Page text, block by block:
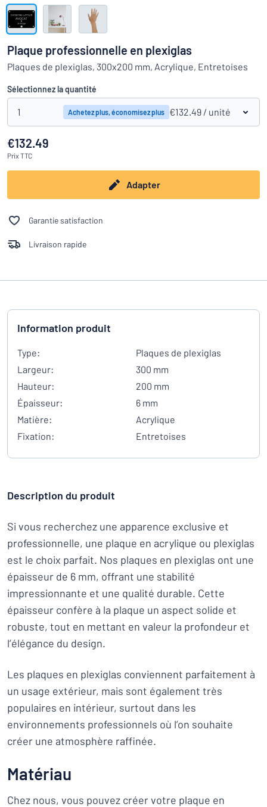
ne parvenez pas à trouver ce que vous cherchez ? À vous de
travail
Montrer toutes les catégories
Demande
devis
Se
connecter
Service
clients
Particulier
Entreprise
Plaque professionnelle en plexiglas​
Plaques de plexiglas, 300x200 mm, Acrylique, Entretoises
Sélectionnez la quantité
1 Achetez plus, économisez plus €132.49 / unité
€132.49
PrixTTC
Adapter
Garantie satisfaction
Livraison rapide
Information produit
Type:
Plaques de plexiglas
Largeur:
300 mm
Hauteur:
200 mm
Épaisseur:
6 mm
Matière:
Acrylique
Fixation:
Entretoises
Description du produit
Si vous recherchez une apparence exclusive et
professionnelle, une plaque en acrylique ou plexiglas
est le choix parfait. Nos plaques en plexiglas ont une
épaisseur de 6 mm, offrant une stabilité
impressionnante et une qualité durable. Cette
épaisseur confère à la plaque un aspect solide et
robuste, tout en mettant en valeur la profondeur et
l’élégance du design.
Les plaques en plexiglas conviennent parfaitement à
un usage extérieur, mais sont également très
populaires en intérieur, surtout dans les
environnements professionnels où l’on souhaite
créer une atmosphère raffinée.
Matériau
Chez nous, vous pouvez créer votre plaque en